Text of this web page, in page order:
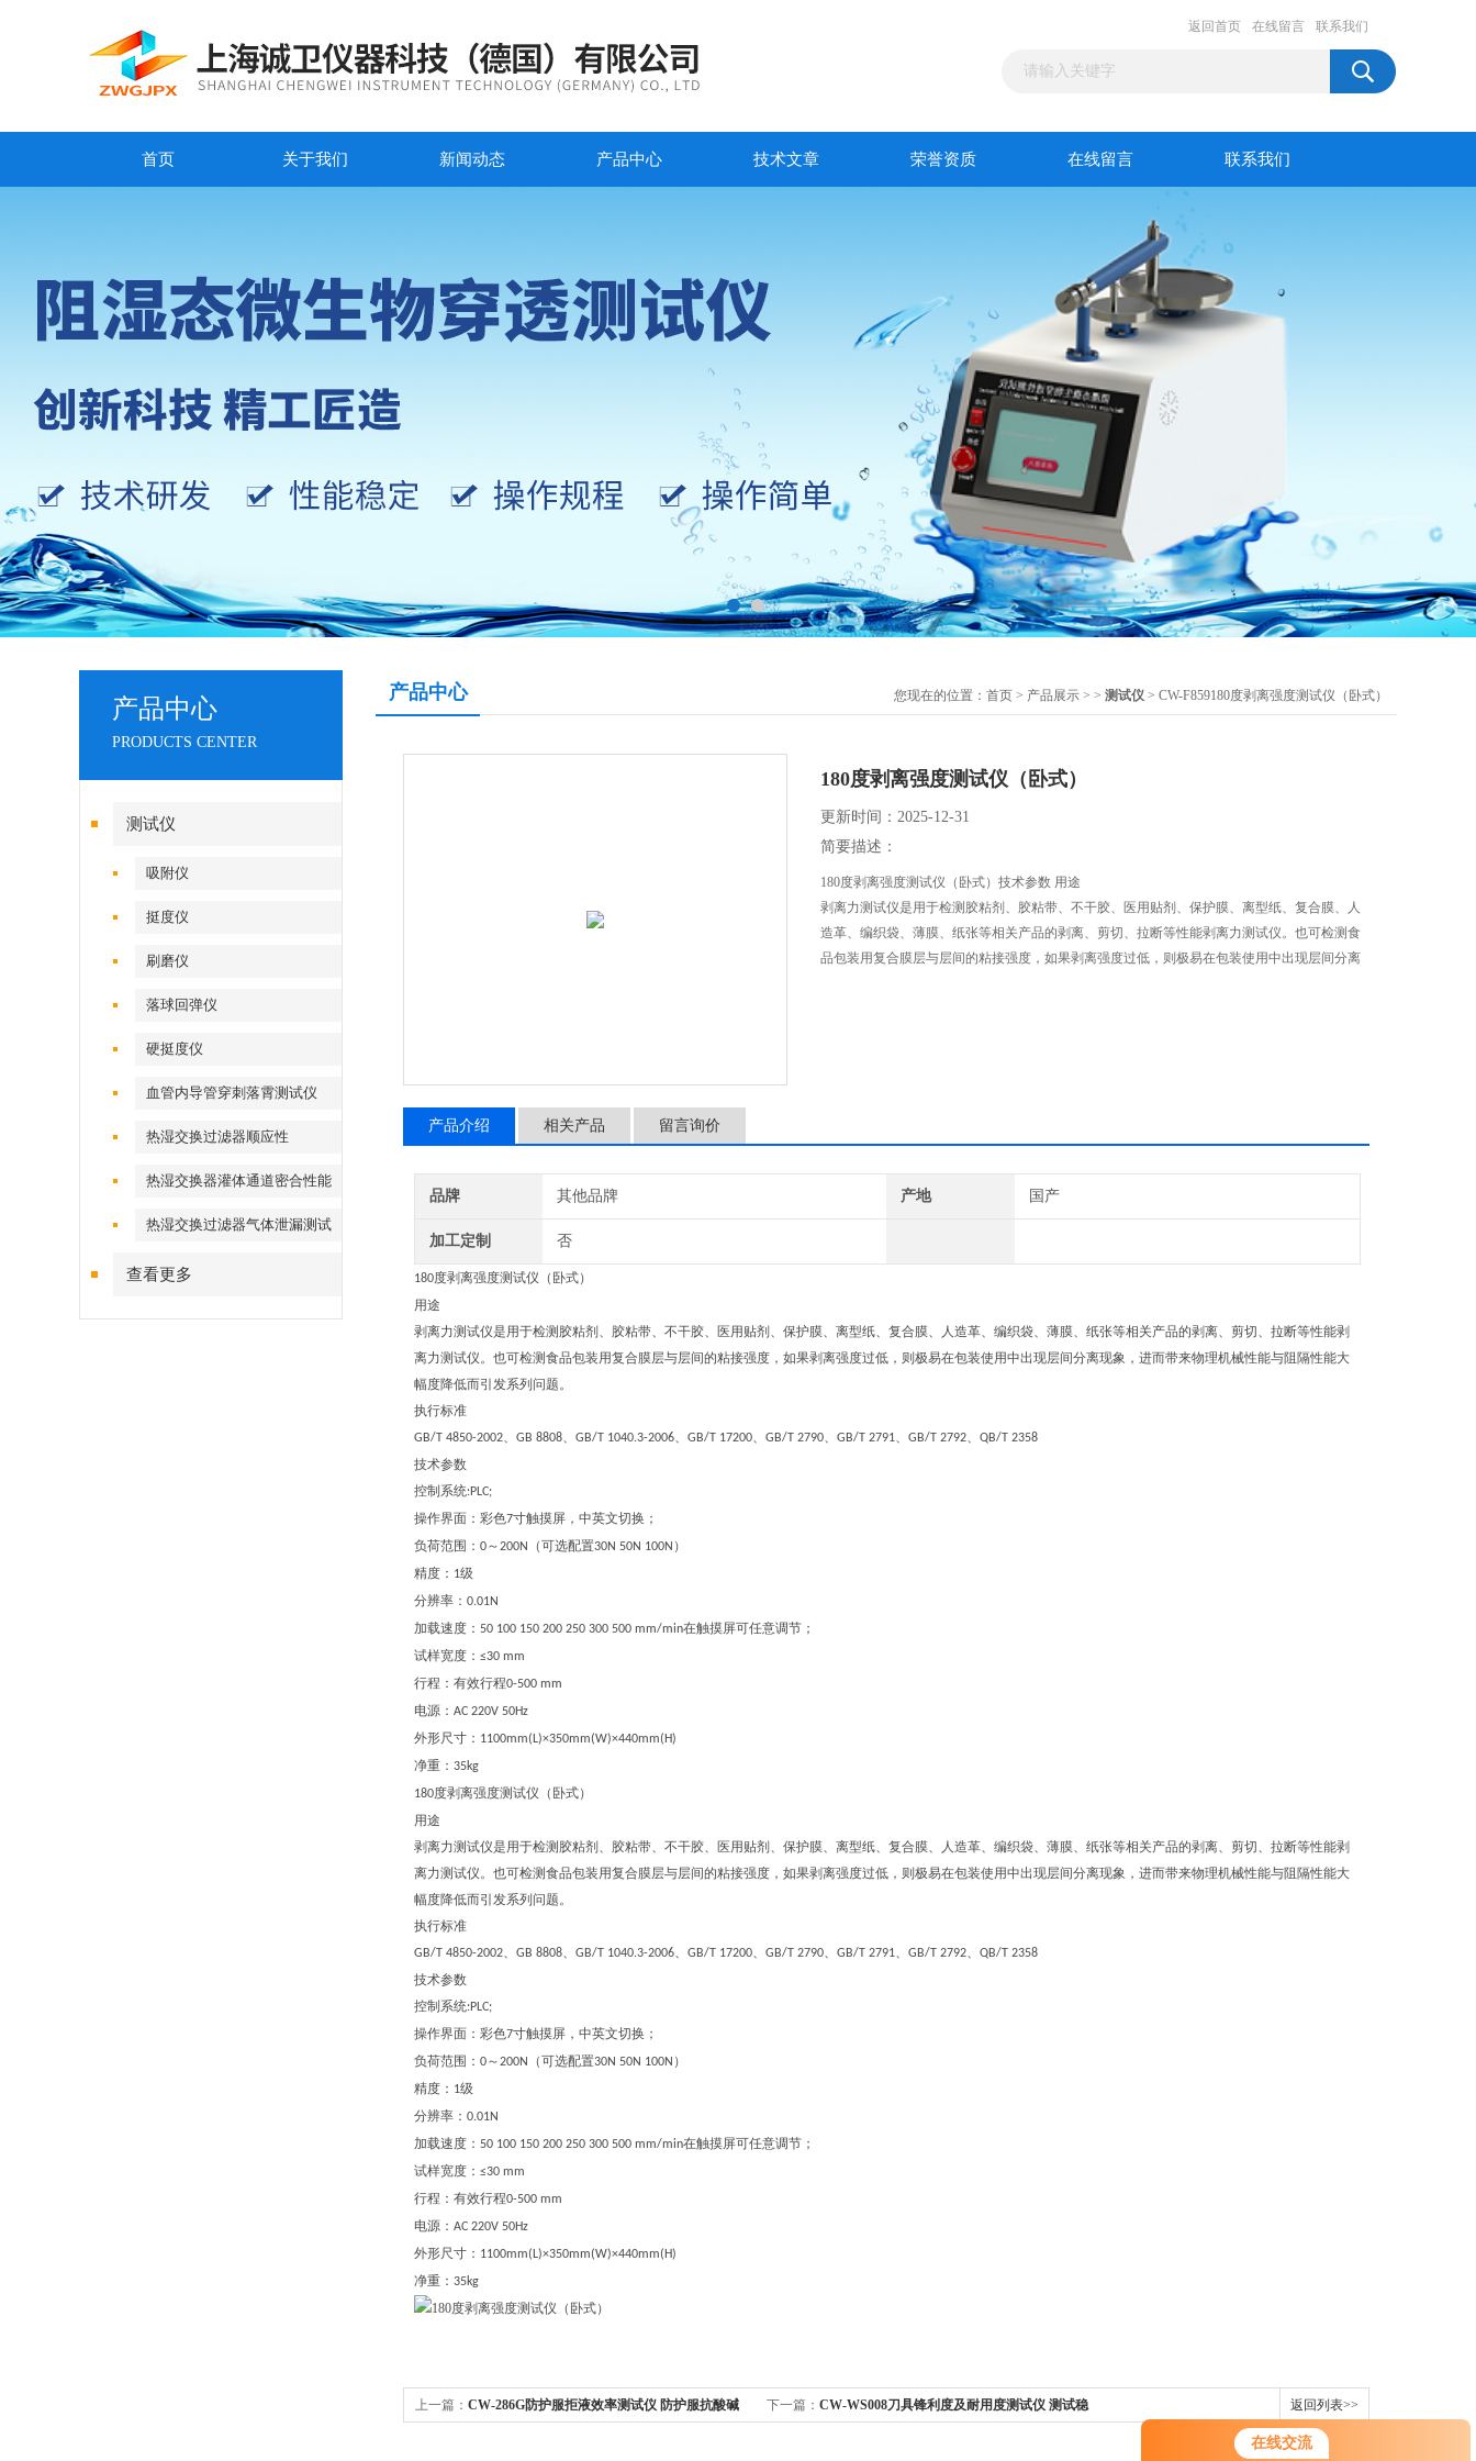
在线交流
返回首页 在线留言 联系我们
首页 关于我们 新闻动态 产品中心 技术文章 荣誉资质 在线留言 联系我们
产品中心
PRODUCTS CENTER
测试仪
吸附仪
挺度仪
刷磨仪
落球回弹仪
硬挺度仪
血管内导管穿刺落霄测试仪
热湿交换过滤器顺应性
热湿交换器灌体通道密合性能
热湿交换过滤器气体泄漏测试
查看更多
产品中心 您现在的位置： 首页 > 产品展示 > > 测试仪 > CW-F859180度剥离强度测试仪（卧式）
180度剥离强度测试仪（卧式）
更新时间：2025-12-31
简要描述：
180度剥离强度测试仪（卧式）技术参数 用途
剥离力测试仪是用于检测胶粘剂、胶粘带、不干胶、医用贴剂、保护膜、离型纸、复合膜、人
造革、编织袋、薄膜、纸张等相关产品的剥离、剪切、拉断等性能剥离力测试仪。也可检测食
品包装用复合膜层与层间的粘接强度，如果剥离强度过低，则极易在包装使用中出现层间分离
产品介绍 相关产品 留言询价
品牌 其他品牌 产地 国产
加工定制 否
180度剥离强度测试仪（卧式）
用途
剥离力测试仪是用于检测胶粘剂、胶粘带、不干胶、医用贴剂、保护膜、离型纸、复合膜、人造革、编织袋、薄膜、纸张等相关产品的剥离、剪切、拉断等性能剥
离力测试仪。也可检测食品包装用复合膜层与层间的粘接强度，如果剥离强度过低，则极易在包装使用中出现层间分离现象，进而带来物理机械性能与阻隔性能大
幅度降低而引发系列问题。
执行标准
GB/T 4850-2002、 GB 8808、 GB/T 1040.3-2006、 GB/T 17200、 GB/T 2790、 GB/T 2791、 GB/T 2792、 QB/T 2358
技术参数
控制系统:PLC;
操作界面：彩色7寸触摸屏，中英文切换；
负荷范围： 0～200N （可选配置30N 50N 100N ）
精度： 1级
分辨率： 0.01N
加载速度： 50 100 150 200 250 300 500 mm/min在触摸屏可任意调节；
试样宽度： ≤30 mm
行程： 有效行程0-500 mm
电源： AC 220V 50Hz
外形尺寸： 1100mm(L)×350mm(W)×440mm(H)
净重： 35kg
180度剥离强度测试仪（卧式）
用途
剥离力测试仪是用于检测胶粘剂、胶粘带、不干胶、医用贴剂、保护膜、离型纸、复合膜、人造革、编织袋、薄膜、纸张等相关产品的剥离、剪切、拉断等性能剥
离力测试仪。也可检测食品包装用复合膜层与层间的粘接强度，如果剥离强度过低，则极易在包装使用中出现层间分离现象，进而带来物理机械性能与阻隔性能大
幅度降低而引发系列问题。
执行标准
GB/T 4850-2002、 GB 8808、 GB/T 1040.3-2006、 GB/T 17200、 GB/T 2790、 GB/T 2791、 GB/T 2792、 QB/T 2358
技术参数
控制系统:PLC;
操作界面：彩色7寸触摸屏，中英文切换；
负荷范围： 0～200N （可选配置30N 50N 100N ）
精度： 1级
分辨率： 0.01N
加载速度： 50 100 150 200 250 300 500 mm/min在触摸屏可任意调节；
试样宽度： ≤30 mm
行程： 有效行程0-500 mm
电源： AC 220V 50Hz
外形尺寸： 1100mm(L)×350mm(W)×440mm(H)
净重： 35kg
上一篇： CW-286G防护服拒液效率测试仪 防护服抗酸碱 下一篇： CW-WS008刀具锋利度及耐用度测试仪 测试稳 返回列表>>